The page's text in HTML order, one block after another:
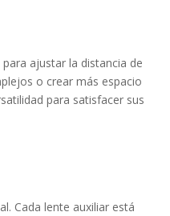
ajustar la distancia de
o crear más espacio
para satisfacer sus
Cada lente auxiliar está